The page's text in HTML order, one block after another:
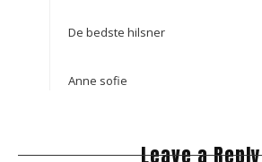
De bedste hilsner
Anne sofie
Leave a Reply